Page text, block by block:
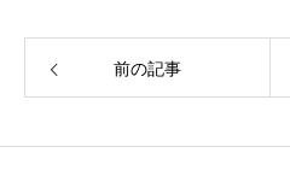
前の記事